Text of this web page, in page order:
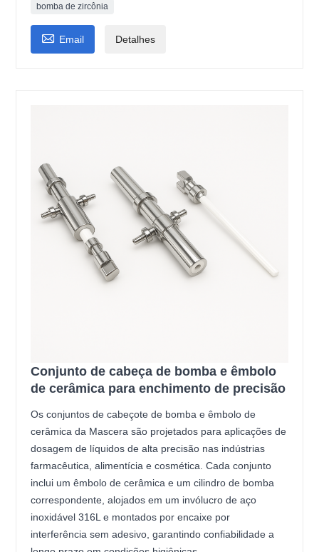
bomba de zircônia
 Email Detalhes
Conjunto de cabeça de bomba e êmbolo
de cerâmica para enchimento de precisão
Os conjuntos de cabeçote de bomba e êmbolo de
cerâmica da Mascera são projetados para aplicações de
dosagem de líquidos de alta precisão nas indústrias
farmacêutica, alimentícia e cosmética. Cada conjunto
inclui um êmbolo de cerâmica e um cilindro de bomba
correspondente, alojados em um invólucro de aço
inoxidável 316L e montados por encaixe por
interferência sem adesivo, garantindo confiabilidade a